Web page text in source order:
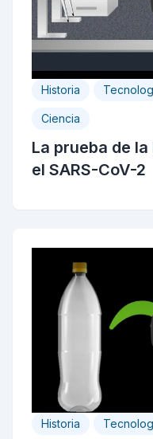
Historia
Ciencia
La prueba de
el SARS-CoV-2
Historia